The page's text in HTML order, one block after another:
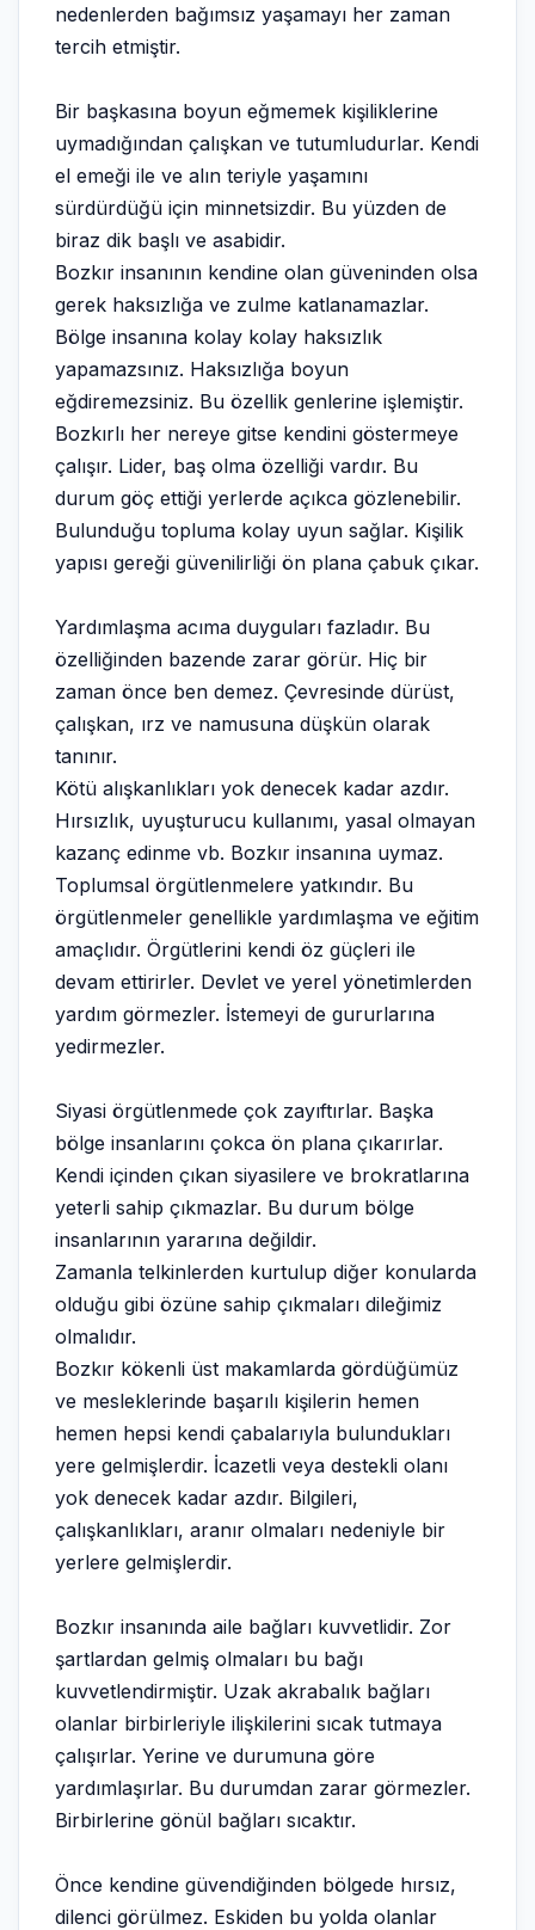
nedenlerden bağımsız yaşamayı her zaman
tercih etmiştir.
Bir başkasına boyun eğmemek kişiliklerine
uymadığından çalışkan ve tutumludurlar. Kendi
el emeği ile ve alın teriyle yaşamını
sürdürdüğü için minnetsizdir. Bu yüzden de
biraz dik başlı ve asabidir.
Bozkır insanının kendine olan güveninden olsa
gerek haksızlığa ve zulme katlanamazlar.
Bölge insanına kolay kolay haksızlık
yapamazsınız. Haksızlığa boyun
eğdiremezsiniz. Bu özellik genlerine işlemiştir.
Bozkırlı her nereye gitse kendini göstermeye
çalışır. Lider, baş olma özelliği vardır. Bu
durum göç ettiği yerlerde açıkca gözlenebilir.
Bulunduğu topluma kolay uyun sağlar. Kişilik
yapısı gereği güvenilirliği ön plana çabuk çıkar.
Yardımlaşma acıma duyguları fazladır. Bu
özelliğinden bazende zarar görür. Hiç bir
zaman önce ben demez. Çevresinde dürüst,
çalışkan, ırz ve namusuna düşkün olarak
tanınır.
Kötü alışkanlıkları yok denecek kadar azdır.
Hırsızlık, uyuşturucu kullanımı, yasal olmayan
kazanç edinme vb. Bozkır insanına uymaz.
Toplumsal örgütlenmelere yatkındır. Bu
örgütlenmeler genellikle yardımlaşma ve eğitim
amaçlıdır. Örgütlerini kendi öz güçleri ile
devam ettirirler. Devlet ve yerel yönetimlerden
yardım görmezler. İstemeyi de gururlarına
yedirmezler.
Siyasi örgütlenmede çok zayıftırlar. Başka
bölge insanlarını çokca ön plana çıkarırlar.
Kendi içinden çıkan siyasilere ve brokratlarına
yeterli sahip çıkmazlar. Bu durum bölge
insanlarının yararına değildir.
Zamanla telkinlerden kurtulup diğer konularda
olduğu gibi özüne sahip çıkmaları dileğimiz
olmalıdır.
Bozkır kökenli üst makamlarda gördüğümüz
ve mesleklerinde başarılı kişilerin hemen
hemen hepsi kendi çabalarıyla bulundukları
yere gelmişlerdir. İcazetli veya destekli olanı
yok denecek kadar azdır. Bilgileri,
çalışkanlıkları, aranır olmaları nedeniyle bir
yerlere gelmişlerdir.
Bozkır insanında aile bağları kuvvetlidir. Zor
şartlardan gelmiş olmaları bu bağı
kuvvetlendirmiştir. Uzak akrabalık bağları
olanlar birbirleriyle ilişkilerini sıcak tutmaya
çalışırlar. Yerine ve durumuna göre
yardımlaşırlar. Bu durumdan zarar görmezler.
Birbirlerine gönül bağları sıcaktır.
Önce kendine güvendiğinden bölgede hırsız,
dilenci görülmez. Eskiden bu yolda olanlar